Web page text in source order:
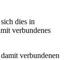
dies in
verbundenes
verbundenen